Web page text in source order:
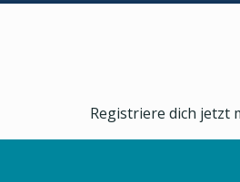
Registriere dich jetzt